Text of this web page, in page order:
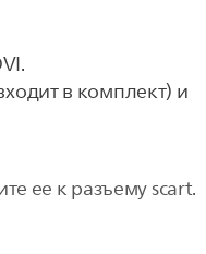
в комплект) и
ее к разъему scart.